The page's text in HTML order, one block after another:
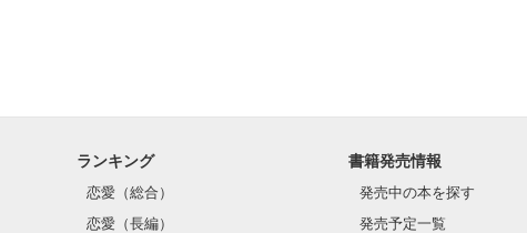
ランキング
恋愛（総合）
恋愛（長編）
書籍発売情報
発売中の本を探す
発売予定一覧